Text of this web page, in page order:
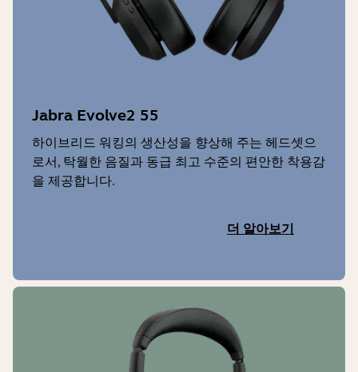
Jabra Evolve2 55
하이브리드 워킹의 생산성을 향상해 주는 헤드셋으
로서, 탁월한 음질과 동급 최고 수준의 편안한 착용감
을 제공합니다.
더 알아보기